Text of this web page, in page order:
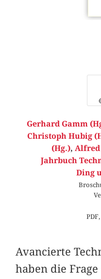
Gerhard Gamm
Christoph Hubig
(Hg.), Alfred
Jahrbuch
Ding
Avancierte
haben die